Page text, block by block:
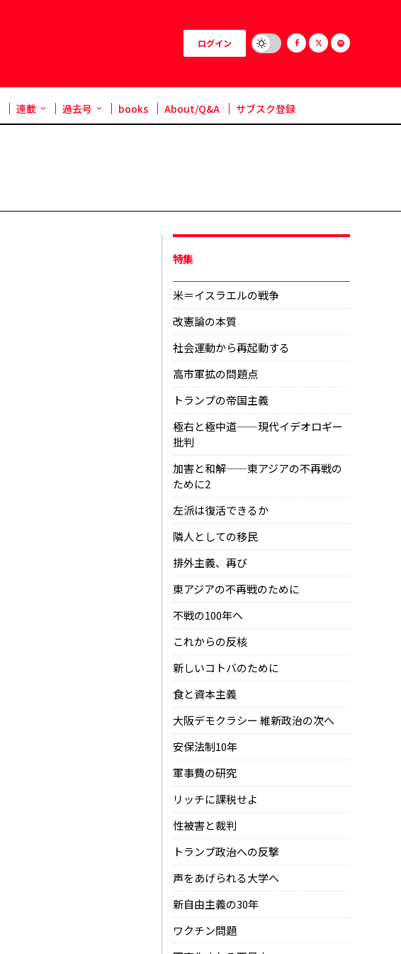
ログイン
連載 過去号 books About/Q&A サブスク登録
特集
米＝イスラエルの戦争
改憲論の本質
社会運動から再起動する
高市軍拡の問題点
トランプの帝国主義
極右と極中道——現代イデオロギー
批判
加害と和解——東アジアの不再戦の
ために2
左派は復活できるか
隣人としての移民
排外主義、再び
東アジアの不再戦のために
不戦の100年へ
これからの反核
新しいコトバのために
食と資本主義
大阪デモクラシー 維新政治の次へ
安保法制10年
軍事費の研究
リッチに課税せよ
性被害と裁判
トランプ政治への反撃
声をあげられる大学へ
新自由主義の30年
ワクチン問題